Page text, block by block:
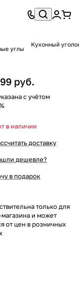
углы
Кухонный
руб.
с учётом
в наличии
доставку
дешевле?
в подарок
только для
магазина и может
от цен в розничных